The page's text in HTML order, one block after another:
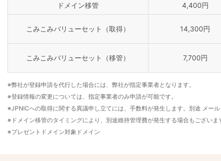
ドメイン移管 4,400円
こみこみバリューセット（取得） 14,300円
こみこみバリューセット（移管） 7,700円
※弊社が登録申請を代行した場合には、弊社が指定事業者となります。
※登録情報の変更については、指定事業者のみ申請が可能です。
※JPNICへの取得に関する異議申し立てには、手数料が発生します。別途 メー
※ドメイン移管のタイミングにより、別途維持管理費が発生する場合もござい
※プレゼントドメイン対象ドメイン